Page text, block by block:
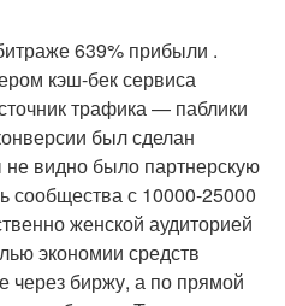
639% прибыли .
кэш-бек сервиса
трафика — паблики
был сделан
видно было партнерскую
сообщества с 10000-25000
женской аудиторией
экономии средств
через биржу, а по прямой